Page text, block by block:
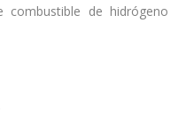
combustible de hidrógeno